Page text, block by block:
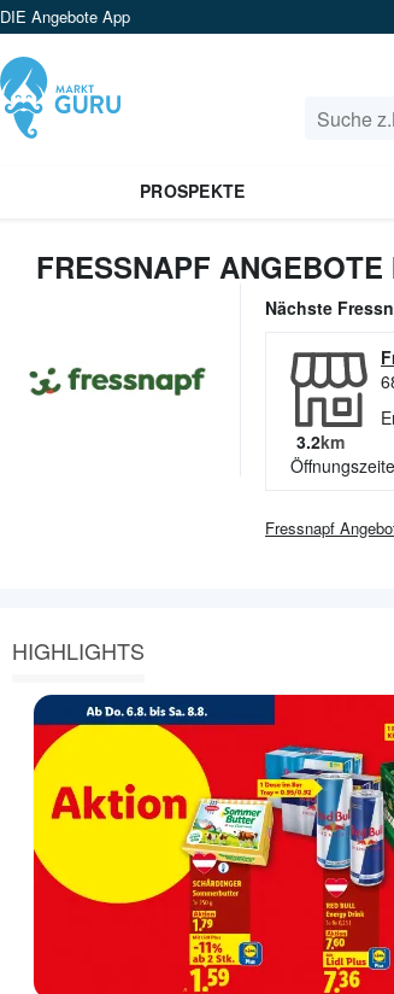
DIE Angebote App
PROSPEKTE
FRESSNAPF
Nächste
3.2km
Fressnapf
HIGHLIGHTS